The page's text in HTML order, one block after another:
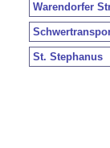
Warendorfer
St. Stephanus